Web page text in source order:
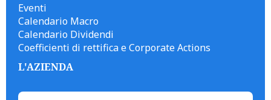
Eventi
Calendario Macro
Calendario Dividendi
Coefficienti di rettifica e Corporate Actions
L'AZIENDA